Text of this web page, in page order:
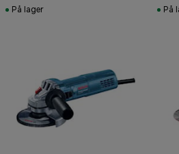
På lager
På